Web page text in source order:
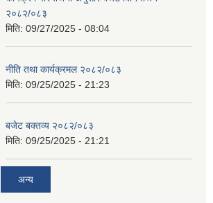
२०८२/०८३
मिति: 09/27/2025 - 08:04
नीति तथा कार्यक्रमल २०८२/०८३
मिति: 09/25/2025 - 21:23
बजेट बक्तव्य २०८२/०८३
मिति: 09/25/2025 - 21:21
अन्य